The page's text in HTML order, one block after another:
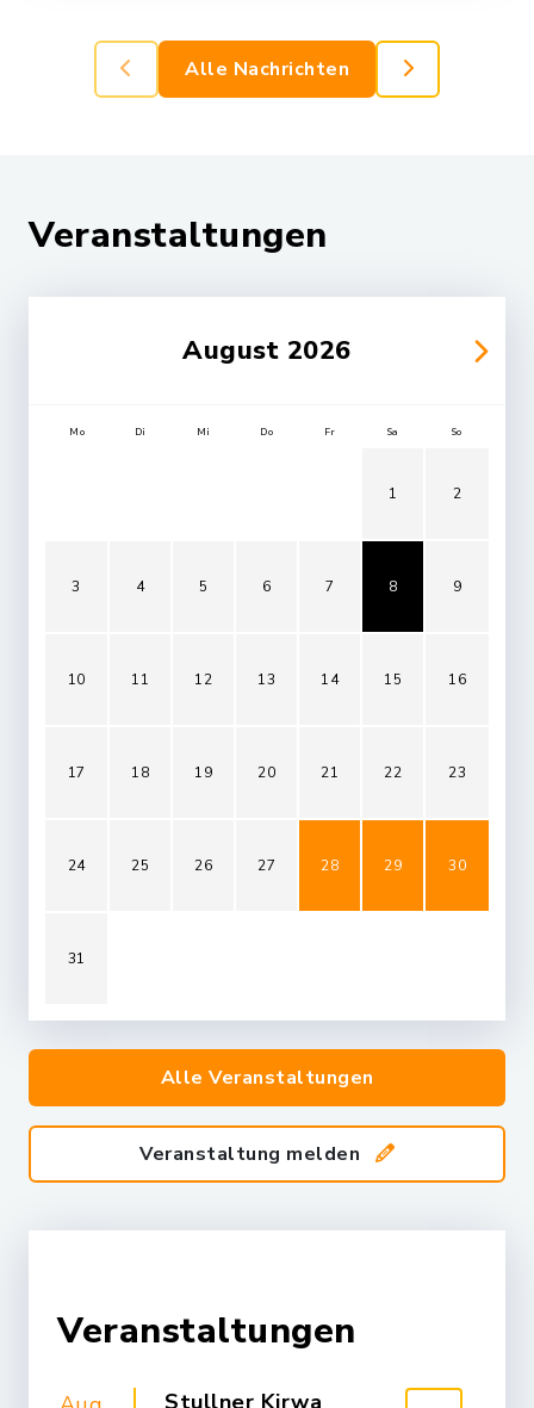
Alle Nachrichten
Veranstaltungen
Veranstaltungen
August 2026
Mo Di Mi Do Fr Sa So
1 2
3 4 5 6 7 8 9
10 11 12 13 14 15 16
17 18 19 20 21 22 23
24 25 26 27 28 29 30
31
Alle Veranstaltungen
Veranstaltung melden